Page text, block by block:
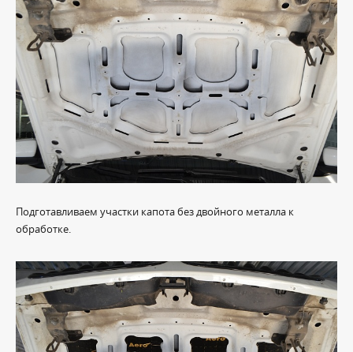
Подготавливаем участки капота без двойного металла к
обработке.